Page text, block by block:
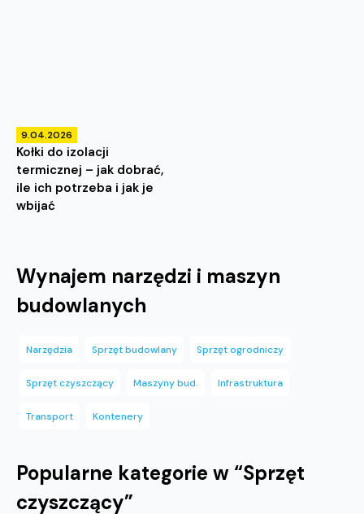
9.04.2026
Kołki do izolacji
termicznej – jak dobrać,
ile ich potrzeba i jak je
wbijać
Wynajem narzędzi i maszyn
budowlanych
Narzędzia Sprzęt budowlany Sprzęt ogrodniczy
Sprzęt czyszczący Maszyny bud. Infrastruktura
Transport Kontenery
Popularne kategorie w “Sprzęt
czyszczący”